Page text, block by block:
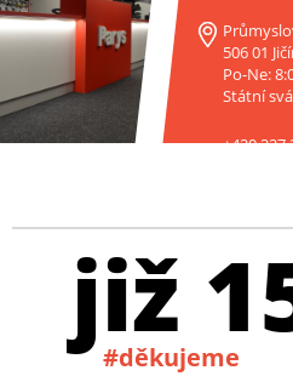
506 01
Po-Ne:
Státní
+420 227
již
#děkujeme